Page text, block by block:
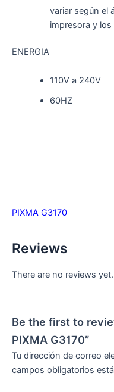
variar según el
impresora y
ENERGIA
110V a 240V
60HZ
PIXMA G3170
Reviews
There are no reviews yet.
Be the first to
PIXMA G3170”
Tu dirección de correo
campos obligatorios